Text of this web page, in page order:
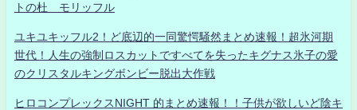
トの杜 モリッフル
ユキユキッフル2！ど底辺的一同驚愕騒然まとめ速報！超氷河期
世代！人生の強制ロスカットですべてを失ったキグナス氷子の愛
のクリスタルキングボンビー脱出大作戦
ヒロコンプレックスNIGHT 的まとめ速報！！子供が欲しいど陰キ